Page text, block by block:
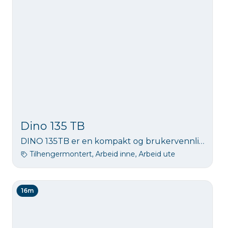
Dino 135 TB
DINO 135TB er en kompakt og brukervennlig tilhengerlift med 13,5 meters arbeidshøyde. Den gir sikker og effektiv tilgang til arbeid i høyden, og passer godt for både profesjonelle og privatpersoner som trenger en enkel og pålitelig løsning.
Tilhengermontert, Arbeid inne, Arbeid ute
16m